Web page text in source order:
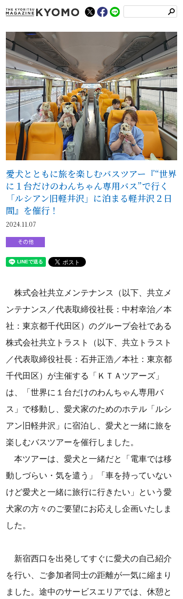
愛犬とともに旅を楽しむバスツアー『“世界
に１台だけのわんちゃん専用バス”で行く
「ルシアン旧軽井沢」に泊まる軽井沢２日
間』を催行！
2024.11.07
その他
株式会社共立メンテナンス（以下、共立メ
ンテナンス／代表取締役社長：中村幸治／本
社：東京都千代田区）のグループ会社である
株式会社共立トラスト（以下、共立トラスト
／代表取締役社長：石井正浩／本社：東京都
千代田区）が主催する「ＫＴＡツアーズ」
は、「世界に１台だけのわんちゃん専用バ
ス」で移動し、愛犬家のためのホテル「ルシ
アン旧軽井沢」に宿泊し、愛犬と一緒に旅を
楽しむバスツアーを催行しました。
本ツアーは、愛犬と一緒だと「電車では移
動しづらい・気を遣う」「車を持っていない
けど愛犬と一緒に旅行に行きたい」という愛
犬家の方々のご要望にお応えし企画いたしま
した。
新宿西口を出発してすぐに愛犬の自己紹介
を行い、ご参加者同士の距離が一気に縮まり
ました。途中のサービスエリアでは、休憩と